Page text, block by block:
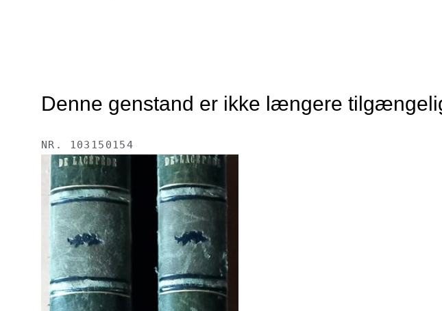
Denne genstand er ikke længere
NR. 103150154